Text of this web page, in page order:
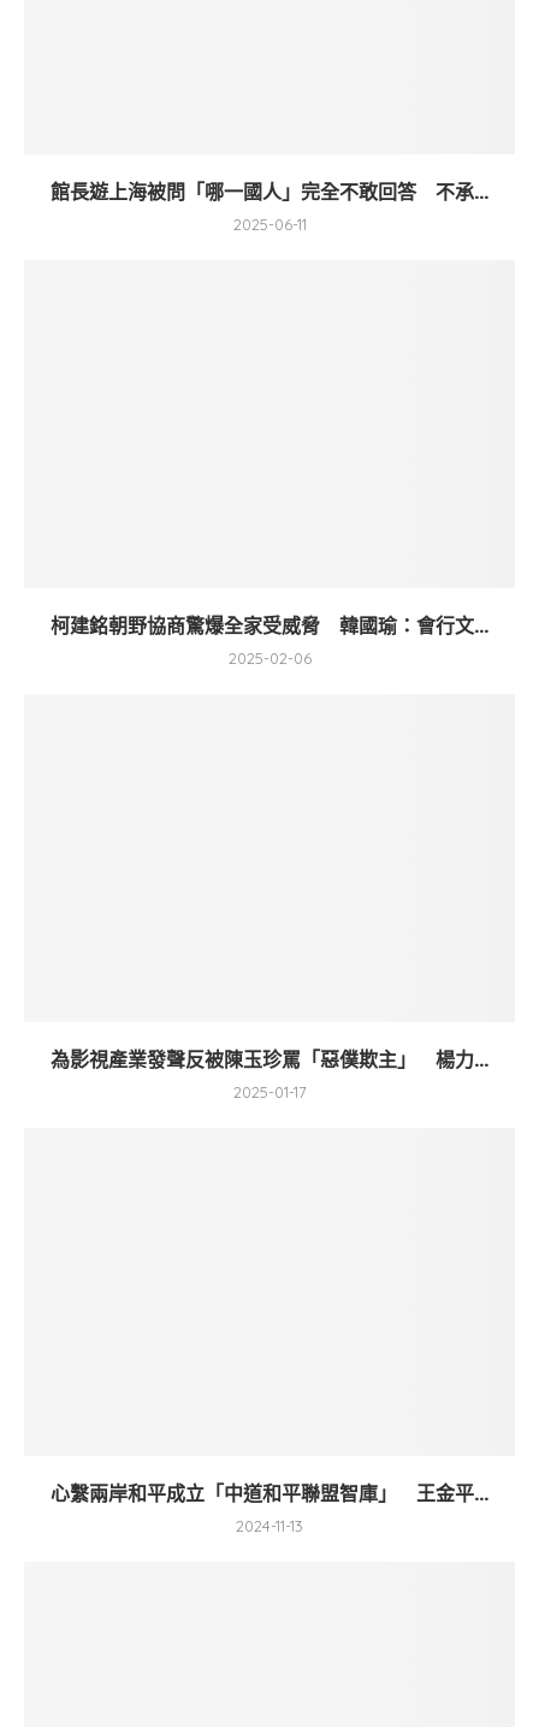
館長遊上海被問「哪一國人」完全不敢回答 不承...
2025-06-11
柯建銘朝野協商驚爆全家受威脅 韓國瑜：會行文...
2025-02-06
為影視產業發聲反被陳玉珍罵「惡僕欺主」 楊力...
2025-01-17
心繫兩岸和平成立「中道和平聯盟智庫」 王金平...
2024-11-13